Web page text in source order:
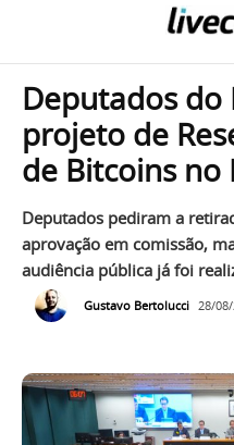
Deputados do
projeto de
de Bitcoins no
Deputados pediram a
aprovação em comissão,
audiência pública já foi
Gustavo Bertolucci 28/